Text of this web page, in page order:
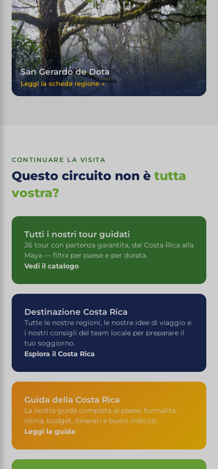
San Gerardo de Dota
Leggi la scheda regione →
CONTINUARE LA VISITA
Questo circuito non è tutta
vostra?
Tutti i nostri tour guidati
26 tour con partenza garantita, dal Costa Rica alla
Maya — filtra per paese e per durata.
Vedi il catalogo
Destinazione Costa Rica
Tutte le nostre regioni, le nostre idee di viaggio e
i nostri consigli del team locale per preparare il
tuo soggiorno.
Esplora il Costa Rica
Guida della Costa Rica
La nostra guida completa al paese: formalità,
clima, budget, itinerari e buoni indirizzi.
Leggi la guida